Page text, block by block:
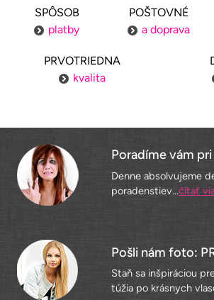
SPÔSOB
platby
POŠTOVNÉ
a doprava
PRVOTRIEDNA
kvalita
Poradíme vám
Denne absolvujeme
poradenstiev...čítať
Pošli nám foto:
Staň sa inšpiráciou
túžia po krásnych